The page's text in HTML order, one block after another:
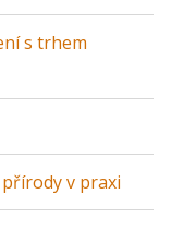
s trhem
v praxi